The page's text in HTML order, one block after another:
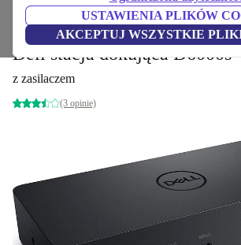
USTAWIENIA PLIKÓW
AKCEPTUJ WSZYSTKIE
Produkty Akcesoria komputerowe
Dell stacja dokująca D6000s
z zasilaczem
(3 opinie)